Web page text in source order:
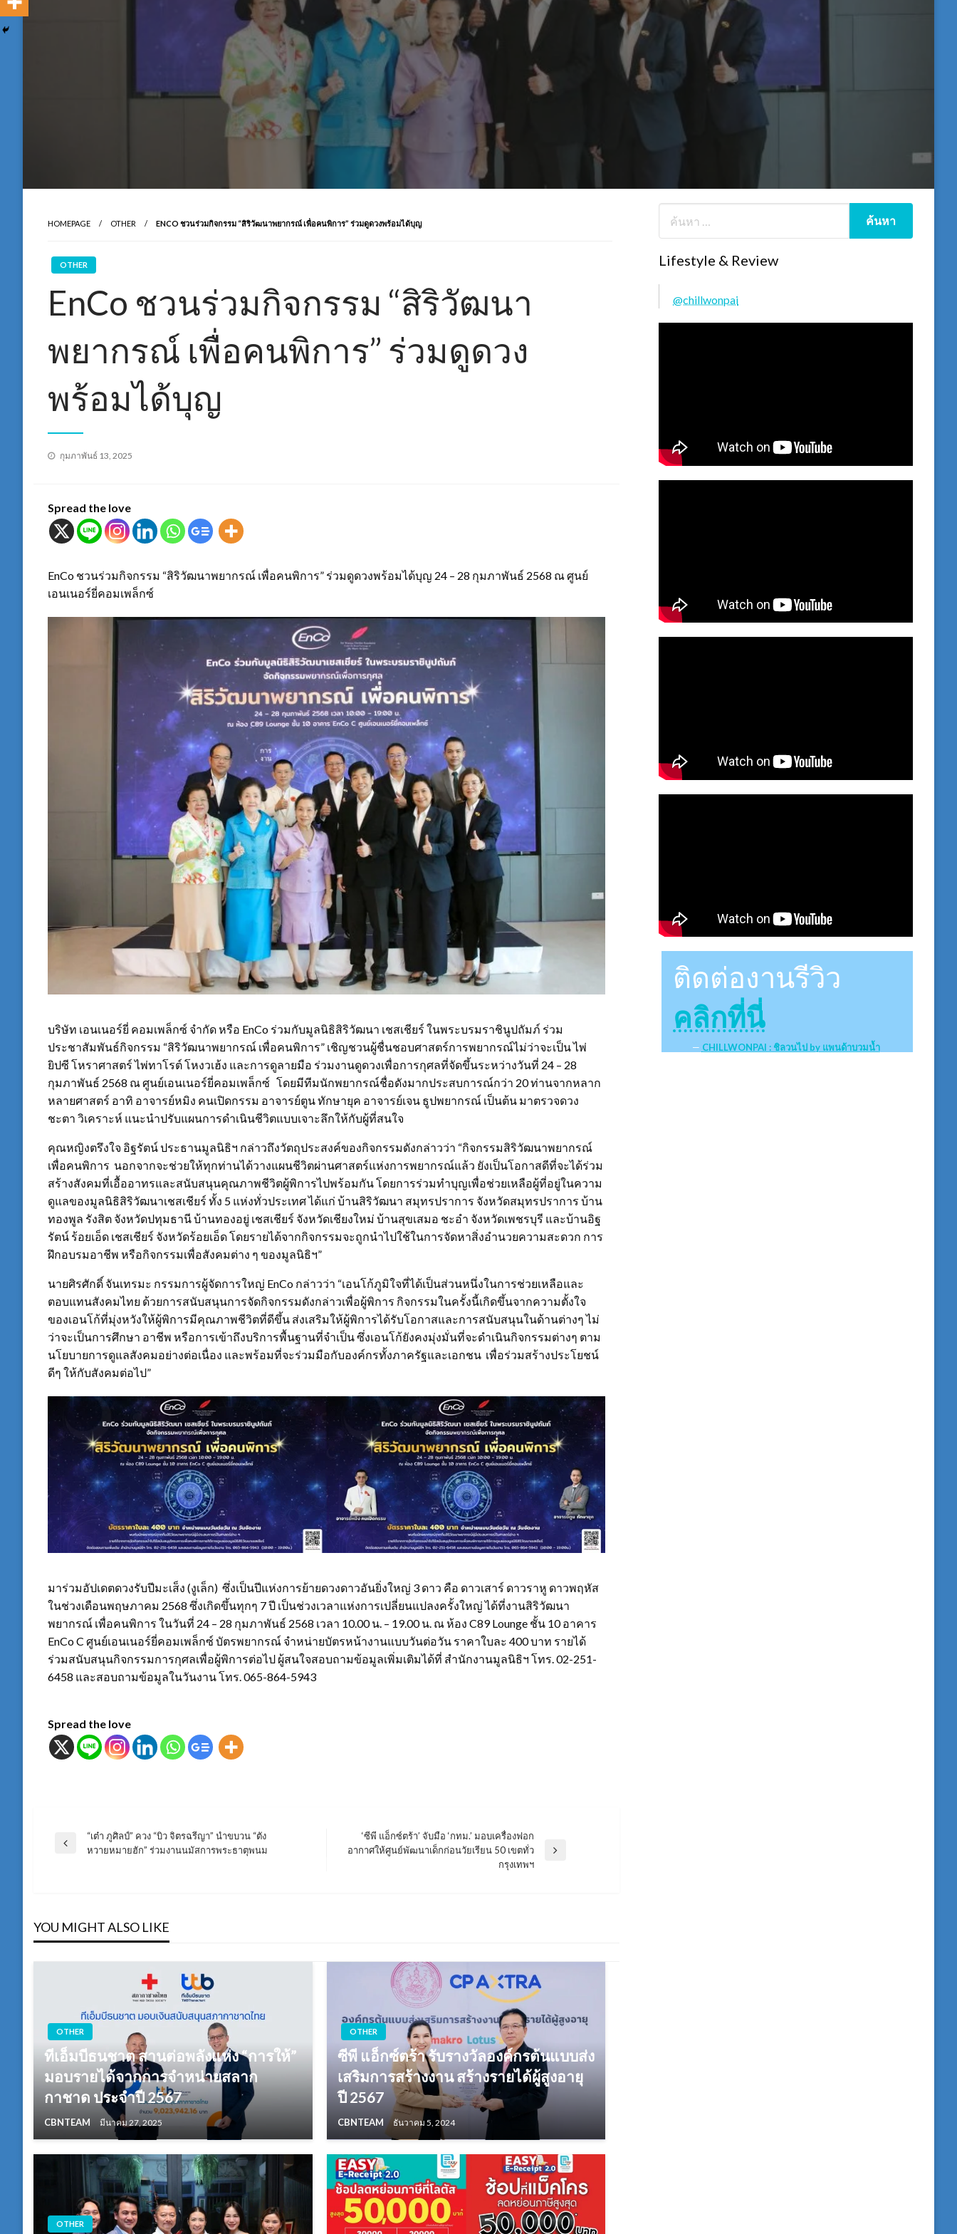
HOMEPAGE OTHER ENCO ชวนร่วมกิจกรรม “สิริวัฒนาพยากรณ์ เพื่อคนพิการ” ร่วมดูดวงพร้อมได้บุญ
OTHER
EnCo ชวนร่วมกิจกรรม “สิริวัฒนา
พยากรณ์ เพื่อคนพิการ” ร่วมดูดวง
พร้อมได้บุญ
Posted
กุมภาพันธ์ 13, 2025
Spread the love
EnCo ชวนร่วมกิจกรรม “สิริวัฒนาพยากรณ์ เพื่อคนพิการ” ร่วมดูดวงพร้อมได้บุญ 24 – 28 กุมภาพันธ์ 2568 ณ ศูนย์
เอนเนอร์ยี่คอมเพล็กซ์
บริษัท เอนเนอร์ยี่ คอมเพล็กซ์ จำกัด หรือ EnCo ร่วมกับมูลนิธิสิริวัฒนา เชสเชียร์ ในพระบรมราชินูปถัมภ์ ร่วม
ประชาสัมพันธ์กิจกรรม “สิริวัฒนาพยากรณ์ เพื่อคนพิการ” เชิญชวนผู้ชื่นชอบศาสตร์การพยากรณ์ไม่ว่าจะเป็น ไพ่
ยิปซี โหราศาสตร์ ไพ่ทาโรต์ โหงวเฮ้ง และการดูลายมือ ร่วมงานดูดวงเพื่อการกุศลที่จัดขึ้นระหว่างวันที่ 24 – 28
กุมภาพันธ์ 2568 ณ ศูนย์เอนเนอร์ยี่คอมเพล็กซ์ โดยมีทีมนักพยากรณ์ชื่อดังมากประสบการณ์กว่า 20 ท่านจากหลาก
หลายศาสตร์ อาทิ อาจารย์หมิง คนเปิดกรรม อาจารย์ตูน ทักษายุค อาจารย์เจน ธูปพยากรณ์ เป็นต้น มาตรวจดวง
ชะตา วิเคราะห์ แนะนำปรับแผนการดำเนินชีวิตแบบเจาะลึกให้กับผู้ที่สนใจ
คุณหญิงตรึงใจ อิฐรัตน์ ประธานมูลนิธิฯ กล่าวถึงวัตถุประสงค์ของกิจกรรมดังกล่าวว่า “กิจกรรมสิริวัฒนาพยากรณ์
เพื่อคนพิการ นอกจากจะช่วยให้ทุกท่านได้วางแผนชีวิตผ่านศาสตร์แห่งการพยากรณ์แล้ว ยังเป็นโอกาสดีที่จะได้ร่วม
สร้างสังคมที่เอื้ออาทรและสนับสนุนคุณภาพชีวิตผู้พิการไปพร้อมกัน โดยการร่วมทำบุญเพื่อช่วยเหลือผู้ที่อยู่ในความ
ดูแลของมูลนิธิสิริวัฒนาเชสเชียร์ ทั้ง 5 แห่งทั่วประเทศ ได้แก่ บ้านสิริวัฒนา สมุทรปราการ จังหวัดสมุทรปราการ บ้าน
ทองพูล รังสิต จังหวัดปทุมธานี บ้านทองอยู่ เชสเชียร์ จังหวัดเชียงใหม่ บ้านสุขเสมอ ชะอำ จังหวัดเพชรบุรี และบ้านอิฐ
รัตน์ ร้อยเอ็ด เชสเชียร์ จังหวัดร้อยเอ็ด โดยรายได้จากกิจกรรมจะถูกนำไปใช้ในการจัดหาสิ่งอำนวยความสะดวก การ
ฝึกอบรมอาชีพ หรือกิจกรรมเพื่อสังคมต่าง ๆ ของมูลนิธิฯ”
นายศิรศักดิ์ จันเทรมะ กรรมการผู้จัดการใหญ่ EnCo กล่าวว่า “เอนโก้ภูมิใจที่ได้เป็นส่วนหนึ่งในการช่วยเหลือและ
ตอบแทนสังคมไทย ด้วยการสนับสนุนการจัดกิจกรรมดังกล่าวเพื่อผู้พิการ กิจกรรมในครั้งนี้เกิดขึ้นจากความตั้งใจ
ของเอนโก้ที่มุ่งหวังให้ผู้พิการมีคุณภาพชีวิตที่ดีขึ้น ส่งเสริมให้ผู้พิการได้รับโอกาสและการสนับสนุนในด้านต่างๆ ไม่
ว่าจะเป็นการศึกษา อาชีพ หรือการเข้าถึงบริการพื้นฐานที่จำเป็น ซึ่งเอนโก้ยังคงมุ่งมั่นที่จะดำเนินกิจกรรมต่างๆ ตาม
นโยบายการดูแลสังคมอย่างต่อเนื่อง และพร้อมที่จะร่วมมือกับองค์กรทั้งภาครัฐและเอกชน เพื่อร่วมสร้างประโยชน์
ดีๆ ให้กับสังคมต่อไป”
มาร่วมอัปเดตดวงรับปีมะเส็ง (งูเล็ก) ซึ่งเป็นปีแห่งการย้ายดวงดาวอันยิ่งใหญ่ 3 ดาว คือ ดาวเสาร์ ดาวราหู ดาวพฤหัส
ในช่วงเดือนพฤษภาคม 2568 ซึ่งเกิดขึ้นทุกๆ 7 ปี เป็นช่วงเวลาแห่งการเปลี่ยนแปลงครั้งใหญ่ ได้ที่งานสิริวัฒนา
พยากรณ์ เพื่อคนพิการ ในวันที่ 24 – 28 กุมภาพันธ์ 2568 เวลา 10.00 น. – 19.00 น. ณ ห้อง C89 Lounge ชั้น 10 อาคาร
EnCo C ศูนย์เอนเนอร์ยี่คอมเพล็กซ์ บัตรพยากรณ์ จำหน่ายบัตรหน้างานแบบวันต่อวัน ราคาใบละ 400 บาท รายได้
ร่วมสนับสนุนกิจกรรมการกุศลเพื่อผู้พิการต่อไป ผู้สนใจสอบถามข้อมูลเพิ่มเติมได้ที่ สำนักงานมูลนิธิฯ โทร. 02-251-
6458 และสอบถามข้อมูลในวันงาน โทร. 065-864-5943
Spread the love
แนะแนว
Previous
“เต๋า ภูศิลป์” ควง “บิว จิตรฉรีญา” นำขบวน “ตัง
หวายหมายฮัก” ร่วมงานนมัสการพระธาตุพนม
Next
‘ซีพี แอ็กซ์ตร้า’ จับมือ ‘กทม.’ มอบเครื่องฟอก
อากาศให้ศูนย์พัฒนาเด็กก่อนวัยเรียน 50 เขตทั่ว
กรุงเทพฯ
YOU MIGHT ALSO LIKE
OTHER
ทีเอ็มบีธนชาต สานต่อพลังแห่ง “การให้”
มอบรายได้จากการจำหน่ายสลาก
กาชาด ประจำปี 2567
CBNTEAM มีนาคม 27, 2025
OTHER
ซีพี แอ็กซ์ตร้า รับรางวัลองค์กรต้นแบบส่ง
เสริมการสร้างงาน สร้างรายได้ผู้สูงอายุ
ปี 2567
CBNTEAM ธันวาคม 5, 2024
OTHER
Lifestyle & Review
@chillwonpai
ติดต่องานรีวิว
คลิกที่นี่
CHILLWONPAI : ชิลวนไป by แพนด้าบวมน้ำ